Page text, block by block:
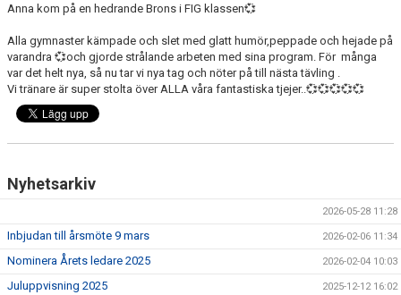
Anna kom på en hedrande Brons i FIG klassen💞
Alla gymnaster kämpade och slet med glatt humör,peppade och hejade på
varandra 💞och gjorde strålande arbeten med sina program. För många
var det helt nya, så nu tar vi nya tag och nöter på till nästa tävling .
Vi tränare är super stolta över ALLA våra fantastiska tjejer..💞💞💞💞💞
Nyhetsarkiv
2026-05-28 11:28
Inbjudan till årsmöte 9 mars 2026-02-06 11:34
Nominera Årets ledare 2025 2026-02-04 10:03
Juluppvisning 2025 2025-12-12 16:02